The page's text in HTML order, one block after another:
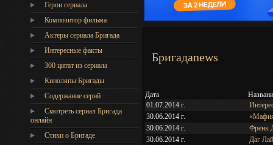
Герои сериала
Композитор фильма
Актеры сериала Бригада
Интересные факты
300 цитат из сериала
Киноляпы Бригады
Содержание серий
Смотреть сериал Бригада
онлайн
Стихи о Бригаде
Бригадаnews
Дата
01.07.2014 г.
30.06.2014 г.
30.06.2014 г.
Френк
30.06.2014 г.
Даг